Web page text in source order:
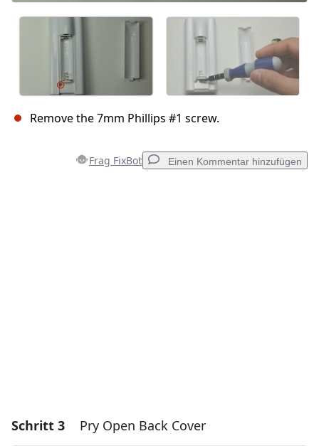
Remove the 7mm Phillips #1 screw.
Frag FixBot Einen Kommentar hinzufügen
Schritt 3 Pry Open Back Cover